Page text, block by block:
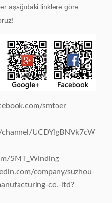
aşağıdaki linklere göre
smtoer
UCDYIgBNVk7cW
SMT_Winding
company/suzhou-
co.-ltd?